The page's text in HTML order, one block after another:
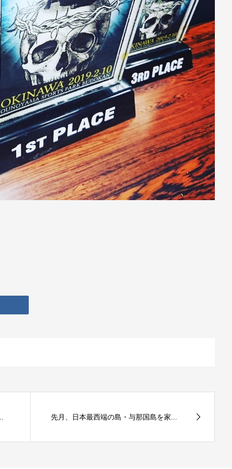
先月、日本最西端の島・与那国島を家...